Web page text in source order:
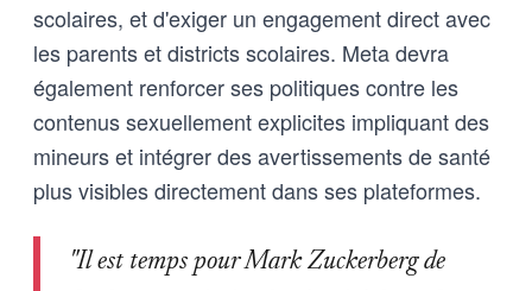
scolaires, et d'exiger un engagement direct avec
les parents et districts scolaires. Meta devra
également renforcer ses politiques contre les
contenus sexuellement explicites impliquant des
mineurs et intégrer des avertissements de santé
plus visibles directement dans ses plateformes.
"Il est temps pour Mark Zuckerberg de